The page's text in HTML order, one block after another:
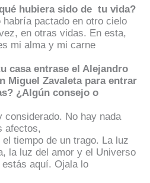
hubiera sido de tu vida?
pactado en otro cielo
en otras vidas. En esta,
mi alma y mi carne
casa entrase el Alejandro
Miguel Zavaleta para entrar
¿Algún consejo o
considerado. No hay nada
afectos,
tiempo de un trago. La luz
la luz del amor y el Universo
aquí. Ojala lo